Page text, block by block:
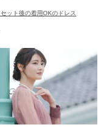
ット後の着用OKのドレス